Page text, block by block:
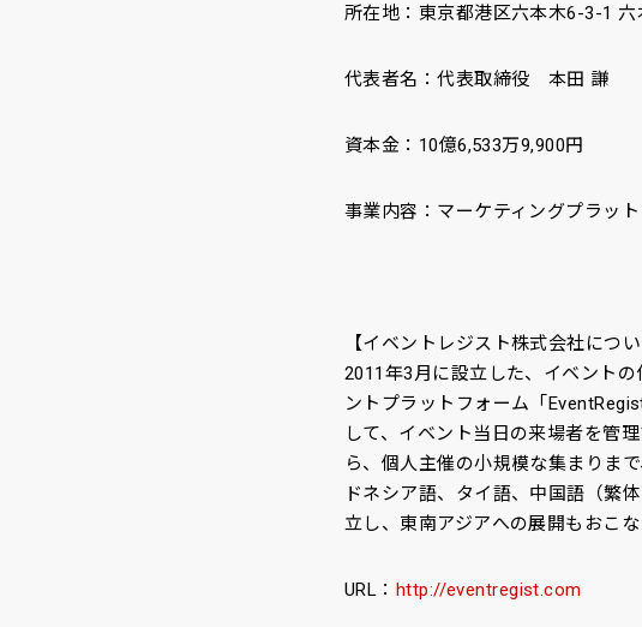
所在地：東京都港区六本木6-3-1
代表者名：代表取締役 本田 謙
資本金：10億6,533万9,900円
事業内容：マーケティングプラッ
【イベントレジスト株式会社につい
2011年3月に設立した、イベント
ントプラットフォーム「
して、イベント当日の来場者を管
ら、個人主催の小規模な集まりま
ドネシア語、タイ語、中国語（繁
立し、東南アジアへの展開もおこな
URL： http://eventregist.com